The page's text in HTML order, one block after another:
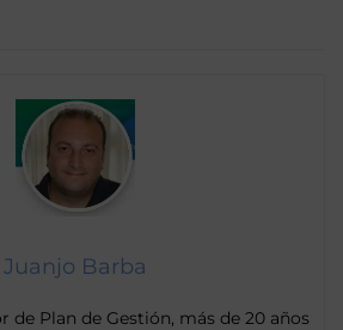
Juanjo Barba
de Plan de Gestión, más de 20 años